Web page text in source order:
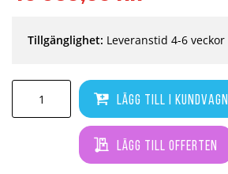
Lägg till i kundvagn
Lägg till offerten
Tillgänglighet: Leveranstid 4-6 veckor